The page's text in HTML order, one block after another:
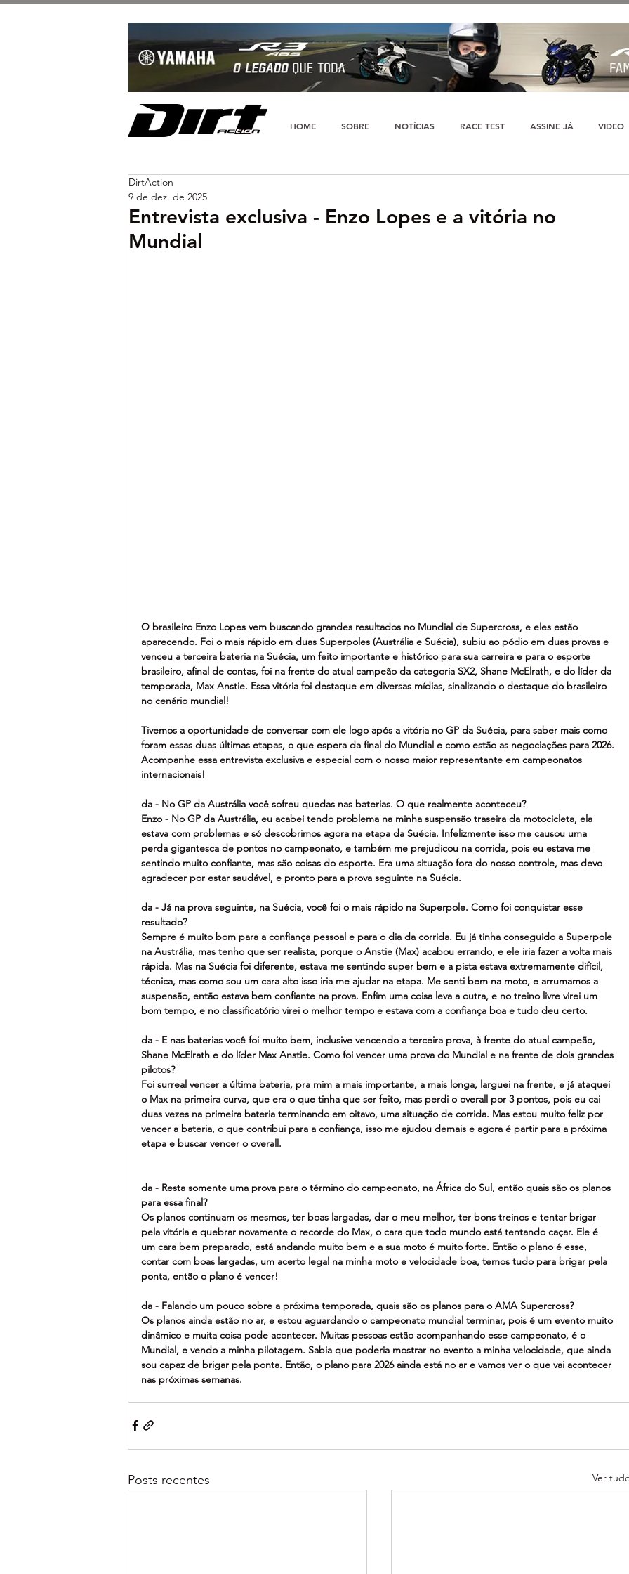
HOME SOBRE NOTÍCIAS RACE TEST ASSINE JÁ VIDEO
Entrevista exclusiva - Enzo Lopes e a vitória no
Mundial
DirtAction
9 de dez. de 2025
O brasileiro Enzo Lopes vem buscando grandes resultados no Mundial de Supercross, e eles estão
aparecendo. Foi o mais rápido em duas Superpoles (Austrália e Suécia), subiu ao pódio em duas provas e
venceu a terceira bateria na Suécia, um feito importante e histórico para sua carreira e para o esporte
brasileiro, afinal de contas, foi na frente do atual campeão da categoria SX2, Shane McElrath, e do líder da
temporada, Max Anstie. Essa vitória foi destaque em diversas mídias, sinalizando o destaque do brasileiro
no cenário mundial!
Tivemos a oportunidade de conversar com ele logo após a vitória no GP da Suécia, para saber mais como
foram essas duas últimas etapas, o que espera da final do Mundial e como estão as negociações para 2026.
Acompanhe essa entrevista exclusiva e especial com o nosso maior representante em campeonatos
internacionais!
da - No GP da Austrália você sofreu quedas nas baterias. O que realmente aconteceu?
Enzo - No GP da Austrália, eu acabei tendo problema na minha suspensão traseira da motocicleta, ela
estava com problemas e só descobrimos agora na etapa da Suécia. Infelizmente isso me causou uma
perda gigantesca de pontos no campeonato, e também me prejudicou na corrida, pois eu estava me
sentindo muito confiante, mas são coisas do esporte. Era uma situação fora do nosso controle, mas devo
agradecer por estar saudável, e pronto para a prova seguinte na Suécia.
da - Já na prova seguinte, na Suécia, você foi o mais rápido na Superpole. Como foi conquistar esse
resultado?
Sempre é muito bom para a confiança pessoal e para o dia da corrida. Eu já tinha conseguido a Superpole
na Austrália, mas tenho que ser realista, porque o Anstie (Max) acabou errando, e ele iria fazer a volta mais
rápida. Mas na Suécia foi diferente, estava me sentindo super bem e a pista estava extremamente difícil,
técnica, mas como sou um cara alto isso iria me ajudar na etapa. Me senti bem na moto, e arrumamos a
suspensão, então estava bem confiante na prova. Enfim uma coisa leva a outra, e no treino livre virei um
bom tempo, e no classificatório virei o melhor tempo e estava com a confiança boa e tudo deu certo.
da - E nas baterias você foi muito bem, inclusive vencendo a terceira prova, à frente do atual campeão,
Shane McElrath e do líder Max Anstie. Como foi vencer uma prova do Mundial e na frente de dois grandes
pilotos?
Foi surreal vencer a última bateria, pra mim a mais importante, a mais longa, larguei na frente, e já ataquei
o Max na primeira curva, que era o que tinha que ser feito, mas perdi o overall por 3 pontos, pois eu cai
duas vezes na primeira bateria terminando em oitavo, uma situação de corrida. Mas estou muito feliz por
vencer a bateria, o que contribui para a confiança, isso me ajudou demais e agora é partir para a próxima
etapa e buscar vencer o overall.
da - Resta somente uma prova para o término do campeonato, na África do Sul, então quais são os planos
para essa final?
Os planos continuam os mesmos, ter boas largadas, dar o meu melhor, ter bons treinos e tentar brigar
pela vitória e quebrar novamente o recorde do Max, o cara que todo mundo está tentando caçar. Ele é
um cara bem preparado, está andando muito bem e a sua moto é muito forte. Então o plano é esse,
contar com boas largadas, um acerto legal na minha moto e velocidade boa, temos tudo para brigar pela
ponta, então o plano é vencer!
da - Falando um pouco sobre a próxima temporada, quais são os planos para o AMA Supercross?
Os planos ainda estão no ar, e estou aguardando o campeonato mundial terminar, pois é um evento muito
dinâmico e muita coisa pode acontecer. Muitas pessoas estão acompanhando esse campeonato, é o
Mundial, e vendo a minha pilotagem. Sabia que poderia mostrar no evento a minha velocidade, que ainda
sou capaz de brigar pela ponta. Então, o plano para 2026 ainda está no ar e vamos ver o que vai acontecer
nas próximas semanas.
Posts recentes Ver